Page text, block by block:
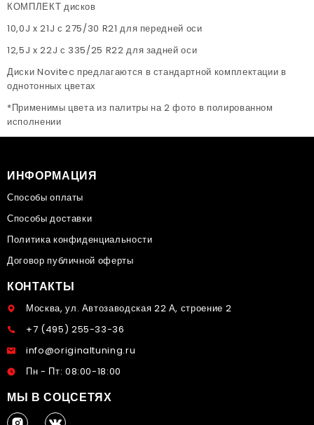
КОМПЛЕКТ дисков
10,0J x 21J с 275/30 R21 для передней оси
12,5J x 22J с 335/25 R22 для задней оси
Диски Novitec предлагаются в стандартной комплектации в
однотонных цветах
*Применимы цвета из палитры на 2 фото в полированном
исполнении
ИНФОРМАЦИЯ
Способы оплаты
Способы доставки
Политика конфиденциальности
Договор публичной оферты
КОНТАКТЫ
Москва, ул. Автозаводская 22 А, строение 2
+7 (495) 255-33-36
info@originaltuning.ru
Пн - Пт: 08:00-18:00
МЫ В СОЦСЕТЯХ